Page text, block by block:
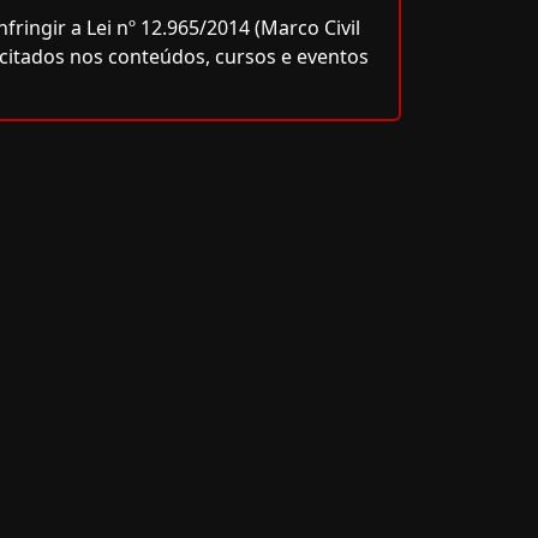
a Lei nº 12.965/2014 (Marco Civil
nos conteúdos, cursos e eventos